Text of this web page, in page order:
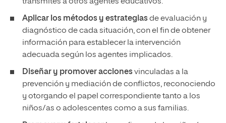
Aplicar los métodos y estrategiasde evaluación y
diagnóstico de cada situación, con el fin de obtener
información para establecer la intervención
adecuada según los agentes implicados.
Diseñar y promover accionesvinculadas a la
prevención y mediación de conflictos, reconociendo
y otorgando el papel correspondiente tanto a los
niños/as o adolescentes como a sus familias.